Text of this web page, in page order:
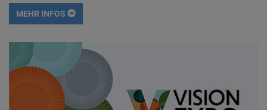
MEHR INFOS